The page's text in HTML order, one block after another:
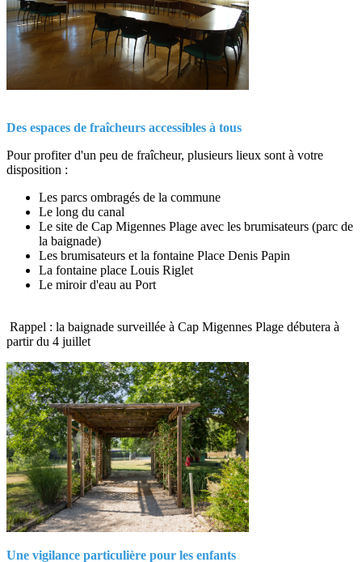
Des espaces de fraîcheurs accessibles à tous
Pour profiter d'un peu de fraîcheur, plusieurs lieux sont à votre
disposition :
Les parcs ombragés de la commune
Le long du canal
Le site de Cap Migennes Plage avec les brumisateurs (parc de
la baignade)
Les brumisateurs et la fontaine Place Denis Papin
La fontaine place Louis Riglet
Le miroir d'eau au Port
Rappel : la baignade surveillée à Cap Migennes Plage débutera à
partir du 4 juillet
Une vigilance particulière pour les enfants